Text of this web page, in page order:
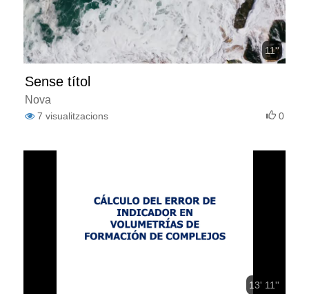
11''
Sense títol
Nova
7 visualitzacions 0
13' 11''